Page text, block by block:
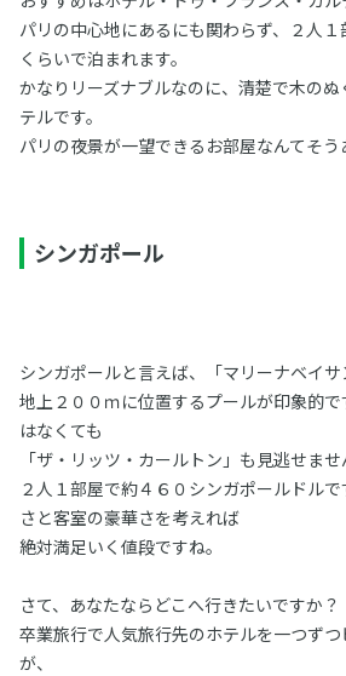
パリの中心地にあるにも関わらず、２人
くらいで泊まれます。
かなりリーズナブルなのに、清楚で木の
テルです。
パリの夜景が一望できるお部屋なんてそう
シンガポール
シンガポールと言えば、「マリーナベイサ
地上２００ｍに位置するプールが印象的
はなくても
「ザ・リッツ・カールトン」も見逃せませ
２人１部屋で約４６０シンガポールドル
さと客室の豪華さを考えれば
絶対満足いく値段ですね。
さて、あなたならどこへ行きたいですか？
卒業旅行で人気旅行先のホテルを一つず
が、